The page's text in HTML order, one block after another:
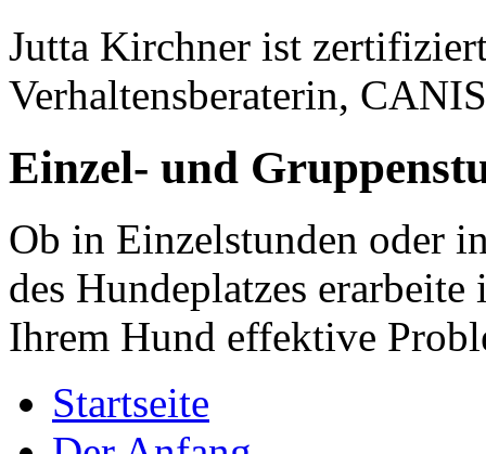
Jutta Kirchner ist
Verhaltensberaterin,
Einzel- und
Ob in Einzelstunden oder
des Hundeplatzes
Ihrem Hund effektive
Startseite